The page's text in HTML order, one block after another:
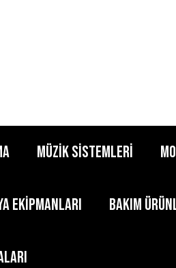
MÜZİK SİSTEMLERİ
EKİPMANLARI BAKIM